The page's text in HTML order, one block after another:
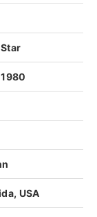
USA